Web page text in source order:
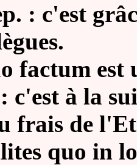
: c'est
est ut
c'est à la
frais de
in loco